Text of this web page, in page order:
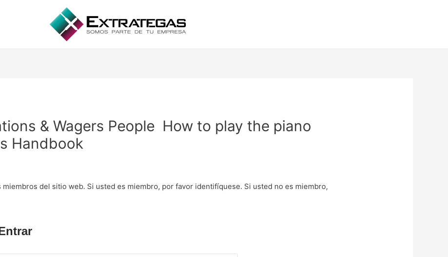
& Wagers People ️ How to play the piano
Handbook
del sitio web. Si usted es miembro, por favor identifíquese. Si usted no es miembro,